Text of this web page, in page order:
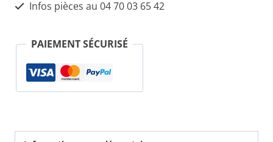
paire)
Infos pièces au 04 70 03 65 42
PAIEMENT SÉCURISÉ